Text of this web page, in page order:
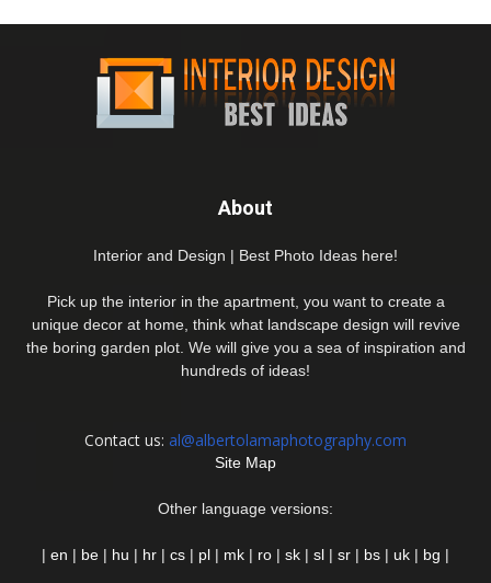
About
Interior and Design | Best Photo Ideas here!
Pick up the interior in the apartment, you want to create a
unique decor at home, think what landscape design will revive
the boring garden plot. We will give you a sea of inspiration and
hundreds of ideas!
Contact us: al@albertolamaphotography.com
Site Map
Other language versions:
| en | be | hu | hr | cs | pl | mk | ro | sk | sl | sr | bs | uk | bg |